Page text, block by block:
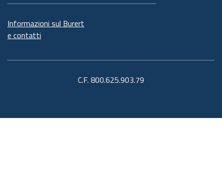
Informazioni sul Burert
e contatti
C.F. 800.625.903.79